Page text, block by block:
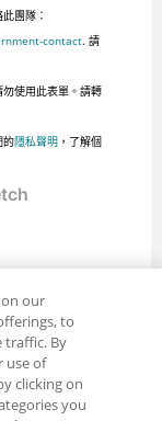
團隊：
contact. 請
使用此表單。請轉
的隱私聲明 ，了解個
our
to
traffic. By
use of
clicking on
you